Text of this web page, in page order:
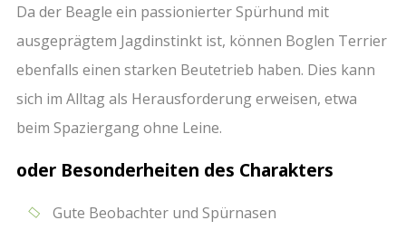
Da der Beagle ein passionierter Spürhund mit
ausgeprägtem Jagdinstinkt ist, können Boglen Terrier
ebenfalls einen starken Beutetrieb haben. Dies kann
sich im Alltag als Herausforderung erweisen, etwa
beim Spaziergang ohne Leine.
oder Besonderheiten des Charakters
Gute Beobachter und Spürnasen